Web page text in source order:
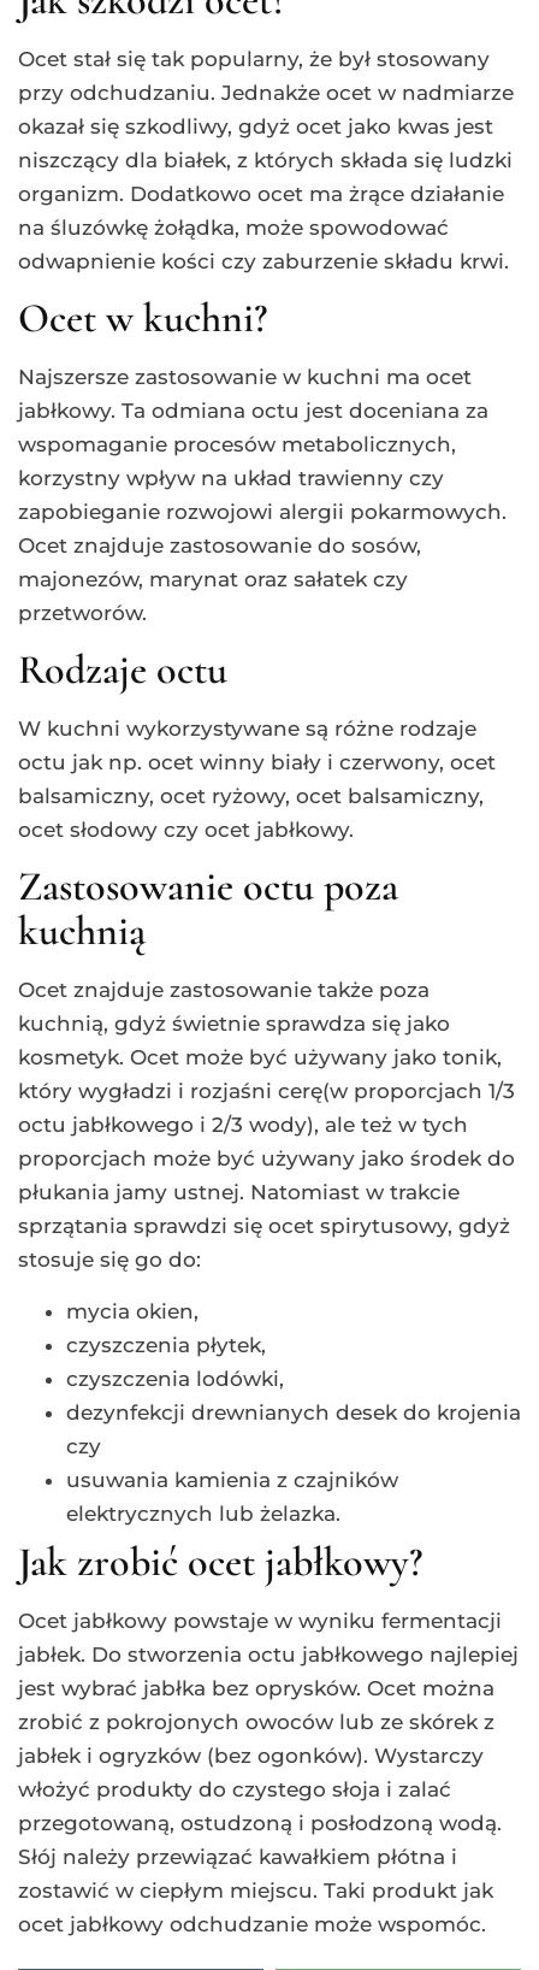
Ocet stał się tak popularny, że był stosowany
przy odchudzaniu. Jednakże ocet w nadmiarze
okazał się szkodliwy, gdyż ocet jako kwas jest
niszczący dla białek, z których składa się ludzki
organizm. Dodatkowo ocet ma żrące działanie
na śluzówkę żołądka, może spowodować
odwapnienie kości czy zaburzenie składu krwi.
Ocet w kuchni?
Najszersze zastosowanie w kuchni ma ocet
jabłkowy. Ta odmiana octu jest doceniana za
wspomaganie procesów metabolicznych,
korzystny wpływ na układ trawienny czy
zapobieganie rozwojowi alergii pokarmowych.
Ocet znajduje zastosowanie do sosów,
majonezów, marynat oraz sałatek czy
przetworów.
Rodzaje octu
W kuchni wykorzystywane są różne rodzaje
octu jak np. ocet winny biały i czerwony, ocet
balsamiczny, ocet ryżowy, ocet balsamiczny,
ocet słodowy czy ocet jabłkowy.
Zastosowanie octu poza
kuchnią
Ocet znajduje zastosowanie także poza
kuchnią, gdyż świetnie sprawdza się jako
kosmetyk. Ocet może być używany jako tonik,
który wygładzi i rozjaśni cerę(w proporcjach 1/3
octu jabłkowego i 2/3 wody), ale też w tych
proporcjach może być używany jako środek do
płukania jamy ustnej. Natomiast w trakcie
sprzątania sprawdzi się ocet spirytusowy, gdyż
stosuje się go do:
mycia okien,
czyszczenia płytek,
czyszczenia lodówki,
dezynfekcji drewnianych desek do krojenia
czy
usuwania kamienia z czajników
elektrycznych lub żelazka.
Jak zrobić ocet jabłkowy?
Ocet jabłkowy powstaje w wyniku fermentacji
jabłek. Do stworzenia octu jabłkowego najlepiej
jest wybrać jabłka bez oprysków. Ocet można
zrobić z pokrojonych owoców lub ze skórek z
jabłek i ogryzków (bez ogonków). Wystarczy
włożyć produkty do czystego słoja i zalać
przegotowaną, ostudzoną i posłodzoną wodą.
Słój należy przewiązać kawałkiem płótna i
zostawić w ciepłym miejscu. Taki produkt jak
ocet jabłkowy odchudzanie może wspomóc.